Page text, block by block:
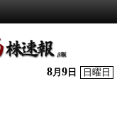
株】
8月 9 日 日曜日